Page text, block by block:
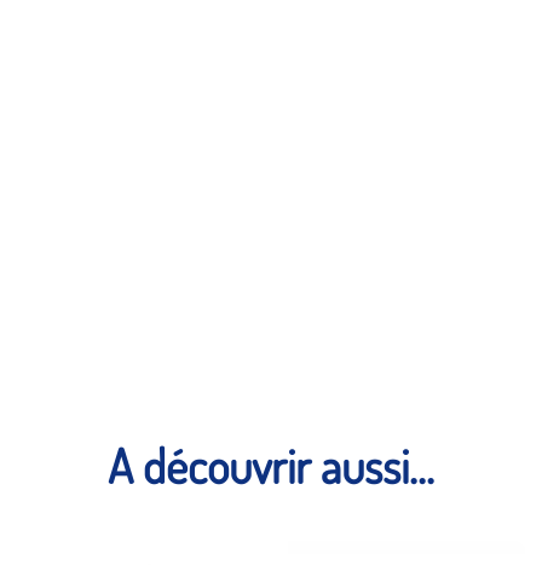
A découvrir aussi...